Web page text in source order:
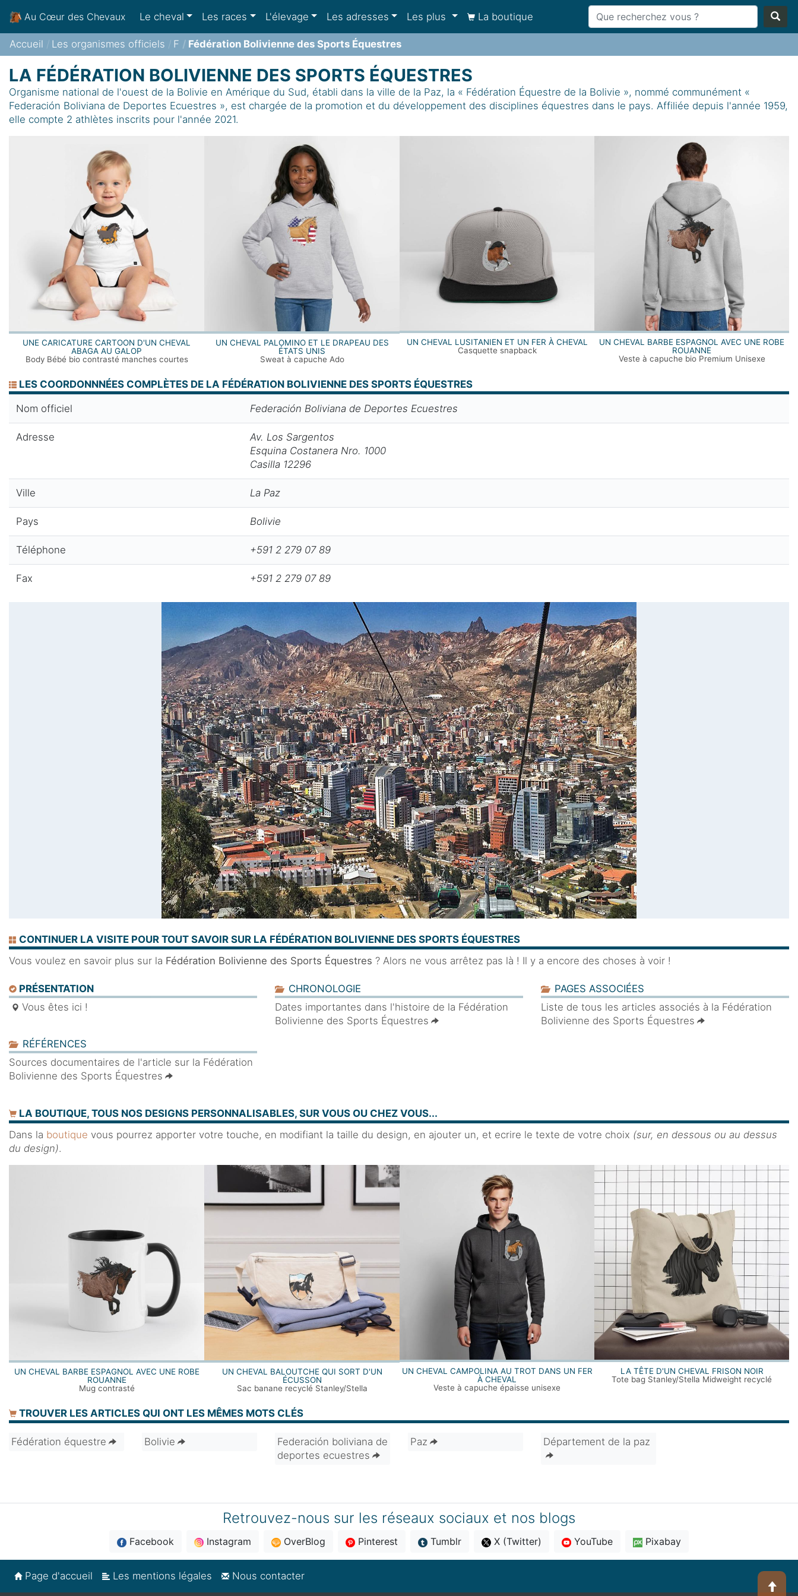
Au Cœur des Chevaux Le cheval Les races L'élevage Les adresses Les plus La boutique
Accueil Les organismes officiels F Fédération Bolivienne des Sports Équestres
LA FÉDÉRATION BOLIVIENNE DES SPORTS ÉQUESTRES
Organisme national de l'ouest de la Bolivie en Amérique du Sud, établi dans la ville de la Paz, la « Fédération Équestre de la Bolivie », nommé communément «
Federación Boliviana de Deportes Ecuestres », est chargée de la promotion et du développement des disciplines équestres dans le pays. Affiliée depuis l'année 1959,
elle compte 2 athlètes inscrits pour l'année 2021.
UNE CARICATURE CARTOON D'UN CHEVAL
ABAGA AU GALOP
Body Bébé bio contrasté manches courtes
UN CHEVAL PALOMINO ET LE DRAPEAU DES
ÉTATS UNIS
Sweat à capuche Ado
UN CHEVAL LUSITANIEN ET UN FER À CHEVAL
Casquette snapback
UN CHEVAL BARBE ESPAGNOL AVEC UNE ROBE
ROUANNE
Veste à capuche bio Premium Unisexe
LES COORDONNNÉES COMPLÈTES DE LA FÉDÉRATION BOLIVIENNE DES SPORTS ÉQUESTRES
Nom officiel Federación Boliviana de Deportes Ecuestres
Adresse
Av. Los Sargentos
Esquina Costanera Nro. 1000
Casilla 12296
Ville La Paz
Pays Bolivie
Téléphone +591 2 279 07 89
Fax +591 2 279 07 89
CONTINUER LA VISITE POUR TOUT SAVOIR SUR LA FÉDÉRATION BOLIVIENNE DES SPORTS ÉQUESTRES
Vous voulez en savoir plus sur la Fédération Bolivienne des Sports Équestres ? Alors ne vous arrêtez pas là ! Il y a encore des choses à voir !
PRÉSENTATION
Vous êtes ici !
CHRONOLOGIE
Dates importantes dans l'histoire de la Fédération
Bolivienne des Sports Équestres
PAGES ASSOCIÉES
Liste de tous les articles associés à la Fédération
Bolivienne des Sports Équestres
RÉFÉRENCES
Sources documentaires de l'article sur la Fédération
Bolivienne des Sports Équestres
LA BOUTIQUE, TOUS NOS DESIGNS PERSONNALISABLES, SUR VOUS OU CHEZ VOUS...
Dans la boutique vous pourrez apporter votre touche, en modifiant la taille du design, en ajouter un, et ecrire le texte de votre choix (sur, en dessous ou au dessus
du design).
UN CHEVAL BARBE ESPAGNOL AVEC UNE ROBE
ROUANNE
Mug contrasté
UN CHEVAL BALOUTCHE QUI SORT D'UN
ÉCUSSON
Sac banane recyclé Stanley/Stella
UN CHEVAL CAMPOLINA AU TROT DANS UN FER
À CHEVAL
Veste à capuche épaisse unisexe
LA TÊTE D'UN CHEVAL FRISON NOIR
Tote bag Stanley/Stella Midweight recyclé
TROUVER LES ARTICLES QUI ONT LES MÊMES MOTS CLÉS
Fédération équestre Bolivie
Federación boliviana de
deportes ecuestres
Paz Département de la paz
Retrouvez-nous sur les réseaux sociaux et nos blogs
Facebook Instagram OverBlog Pinterest Tumblr X (Twitter) YouTube Pixabay
Page d'accueil Les mentions légales Nous contacter